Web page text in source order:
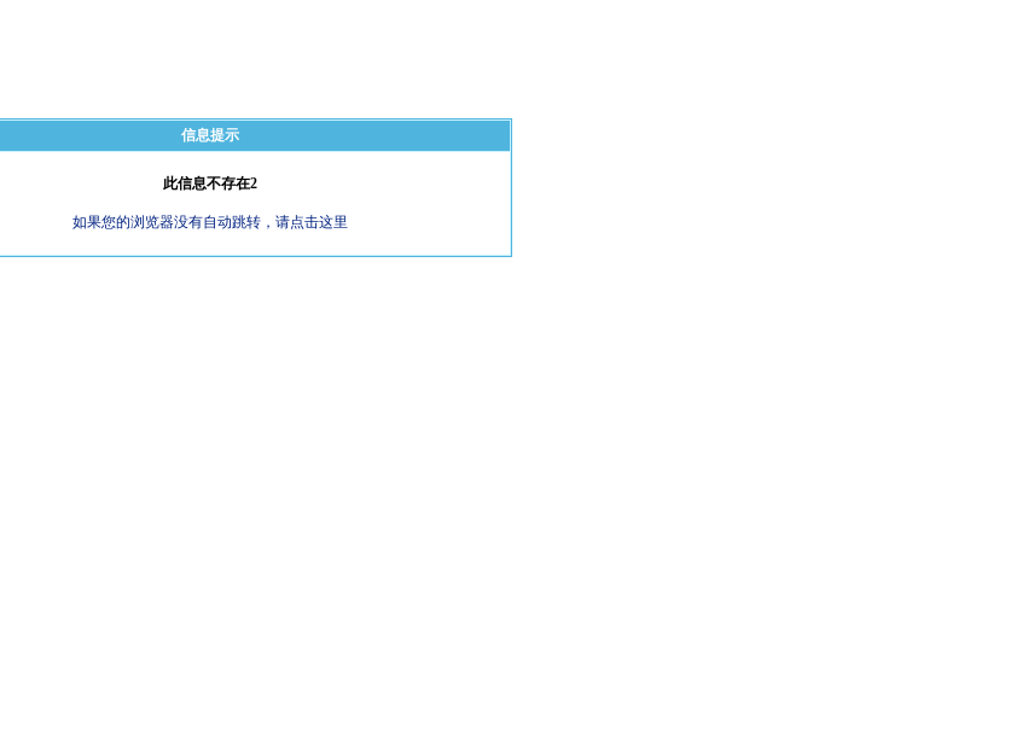
信息提示
此信息不存在2
如果您的浏览器没有自动跳转，请点击这里